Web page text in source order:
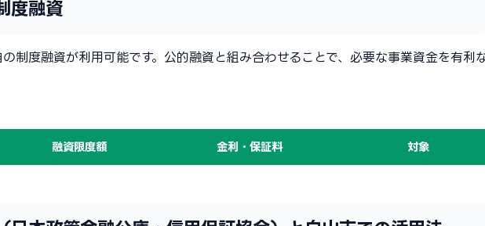
度融資
制度融資が利用可能です。公的融資と組み合わせることで、必要な事業資金を有利
融資限度額 金利・保証料 対象